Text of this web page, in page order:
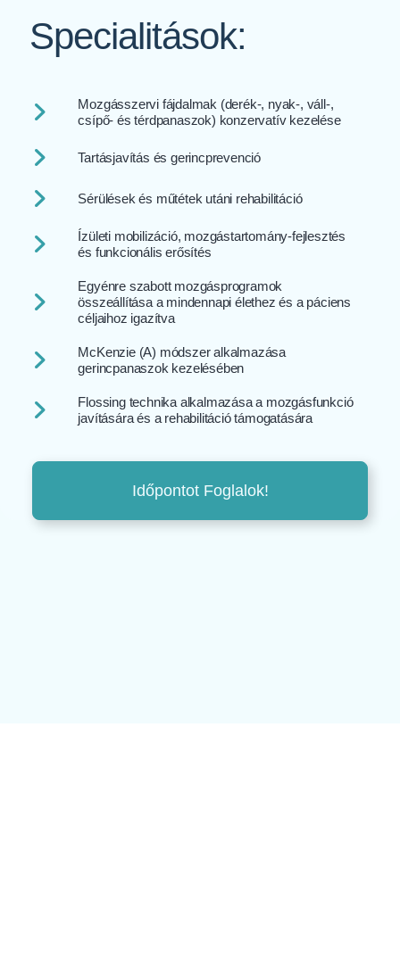
Specialitások:
Mozgásszervi fájdalmak (derék-, nyak-, váll-,
csípő- és térdpanaszok) konzervatív kezelése
Tartásjavítás és gerincprevenció
Sérülések és műtétek utáni rehabilitáció
Ízületi mobilizáció, mozgástartomány-fejlesztés
és funkcionális erősítés
Egyénre szabott mozgásprogramok
összeállítása a mindennapi élethez és a páciens
céljaihoz igazítva
McKenzie (A) módszer alkalmazása
gerincpanaszok kezelésében
Flossing technika alkalmazása a mozgásfunkció
javítására és a rehabilitáció támogatására
Időpontot Foglalok!